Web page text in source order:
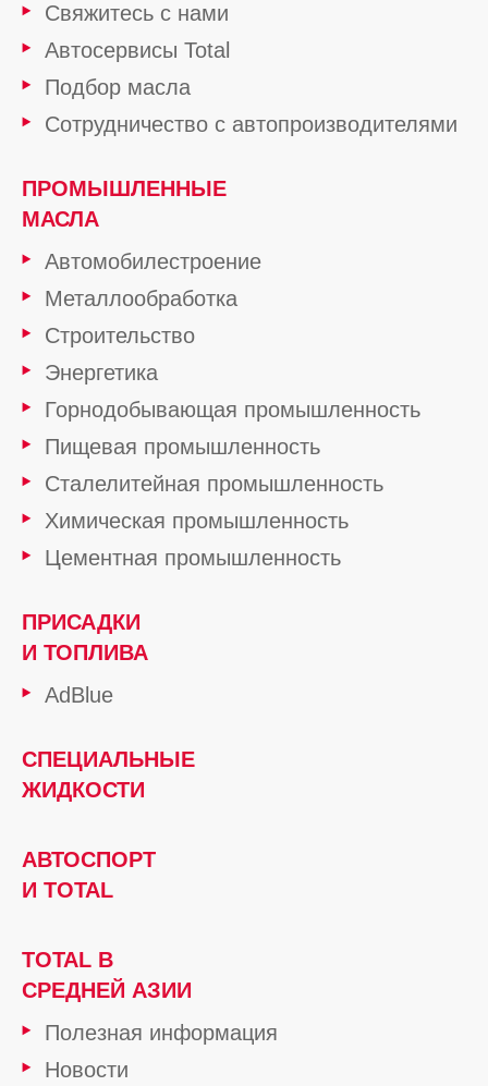
Свяжитесь с нами
Автосервисы Total
Подбор масла
Сотрудничество с автопроизводителями
ПРОМЫШЛЕННЫЕ
МАСЛА
Автомобилестроение
Металлообработка
Строительство
Энергетика
Горнодобывающая промышленность
Пищевая промышленность
Сталелитейная промышленность
Химическая промышленность
Цементная промышленность
ПРИСАДКИ
И ТОПЛИВА
AdBlue
СПЕЦИАЛЬНЫЕ
ЖИДКОСТИ
АВТОСПОРТ
И TOTAL
TOTAL В
СРЕДНЕЙ АЗИИ
Полезная информация
Новости